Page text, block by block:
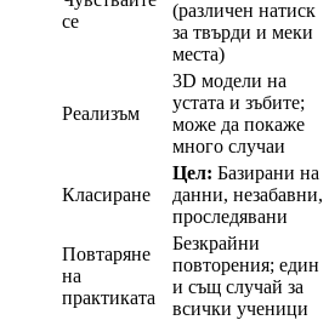
се
(различен натиск
за твърди и меки
места)
Реализъм
3D модели на
устата и зъбите;
може да покаже
много случаи
Класиране
Цел: Базирани на
данни, незабавни,
проследявани
Повтаряне
на
практиката
Безкрайни
повторения; един
и същ случай за
всички ученици